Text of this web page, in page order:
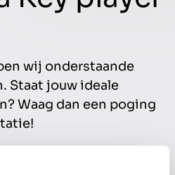
wij onderstaande
Staat jouw ideale
Waag dan een poging